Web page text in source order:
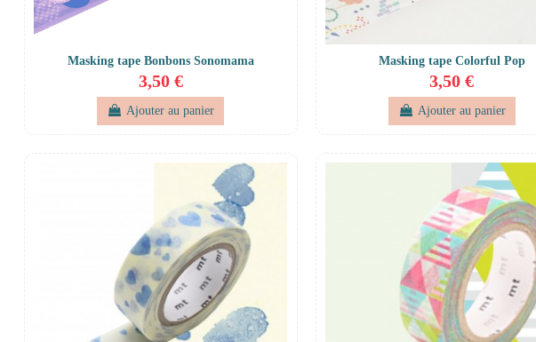
Masking tape Bonbons Sonomama
3,50 €
Ajouter au panier
Masking tape Colorful Pop
3,50 €
Ajouter au panier